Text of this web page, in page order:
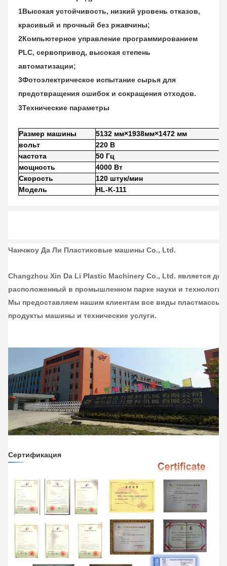
1Высокая устойчивость, низкий уровень отказов,
красивый и прочный без ржавчины;
2Компьютерное управление программированием
PLC, сервопривод, высокая степень
автоматизации;
3Фотоэлектрическое испытание сырья для
предотвращения ошибок и сокращения отходов.
3Технические параметры
Размер машины 5132 мм×1938мм×1472 мм
вольт
220 В
частота
50 Гц
мощность
4000 Вт
Скорость
120 штук/мин
Модель
HL-K-111
Чанчжоу Да Ли Пластиковые машины Co., Ltd.
Changzhou Xin Da Li Plastic Machinery Co., Ltd. является
расположенный в промышленном парке науки и
Мы предоставляем нашим клиентам все виды пластмассы
продукты машины и технические услуги.
Сертификация